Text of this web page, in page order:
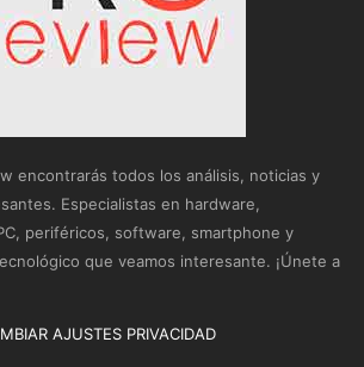
encontrarás todos los análisis, noticias y
Especialistas en hardware,
periféricos, software, smartphone y
que veamos interesante. ¡Únete a
AJUSTES PRIVACIDAD